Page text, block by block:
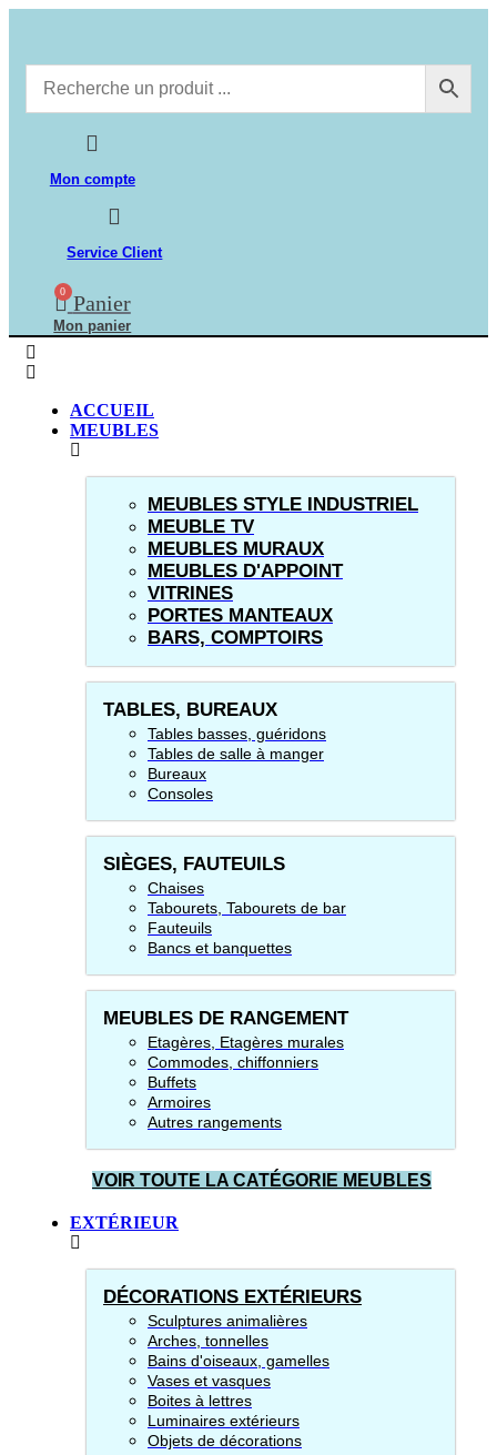
Mon compte
Service Client
0 Panier
Mon panier
ACCUEIL
MEUBLES
MEUBLES STYLE INDUSTRIEL
MEUBLE TV
MEUBLES MURAUX
MEUBLES D'APPOINT
VITRINES
PORTES MANTEAUX
BARS, COMPTOIRS
TABLES, BUREAUX
Tables basses, guéridons
Tables de salle à manger
Bureaux
Consoles
SIÈGES, FAUTEUILS
Chaises
Tabourets, Tabourets de bar
Fauteuils
Bancs et banquettes
MEUBLES DE RANGEMENT
Etagères, Etagères murales
Commodes, chiffonniers
Buffets
Armoires
Autres rangements
VOIR TOUTE LA CATÉGORIE MEUBLES
EXTÉRIEUR
DÉCORATIONS EXTÉRIEURS
Sculptures animalières
Arches, tonnelles
Bains d'oiseaux, gamelles
Vases et vasques
Boites à lettres
Luminaires extérieurs
Objets de décorations